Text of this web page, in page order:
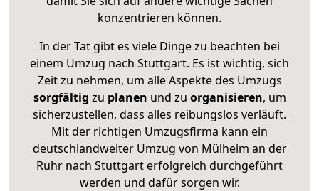
konzentrieren können.
In der Tat gibt es viele Dinge zu beachten bei
einem Umzug nach Stuttgart. Es ist wichtig, sich
Zeit zu nehmen, um alle Aspekte des Umzugs
sorgfältig zu planen und zu organisieren, um
sicherzustellen, dass alles reibungslos verläuft.
Mit der richtigen Umzugsfirma kann ein
deutschlandweiter Umzug von Mülheim an der
Ruhr nach Stuttgart erfolgreich durchgeführt
werden und dafür sorgen wir.